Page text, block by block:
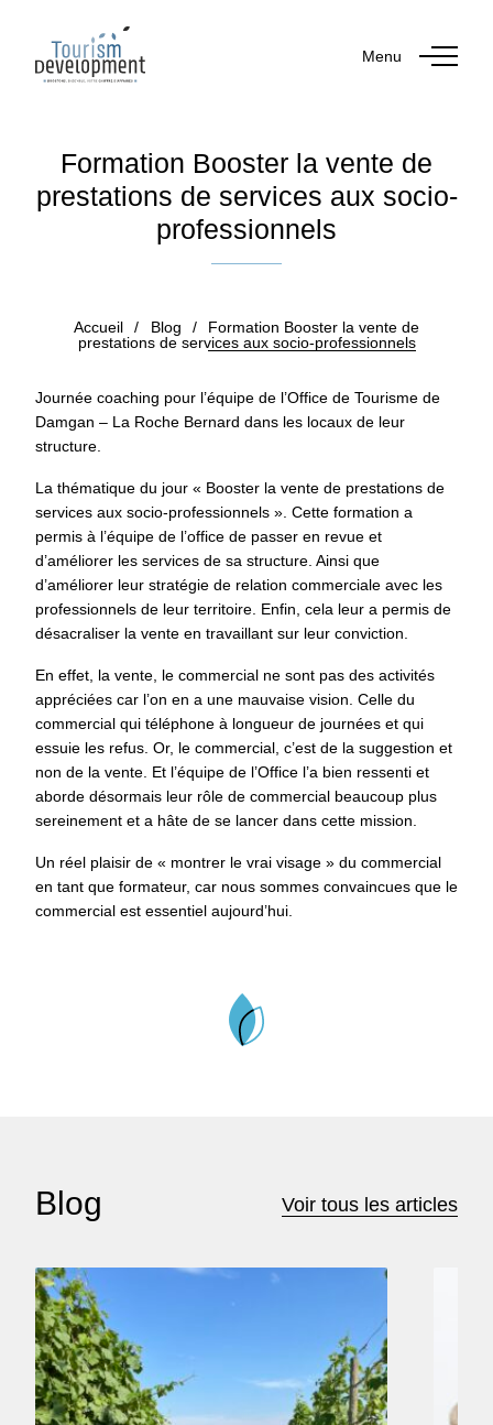
Menu
Formation Booster la vente de
prestations de services aux socio-
professionnels
Accueil / Blog /
Formation Booster la vente de
prestations de services aux socio-professionnels
Journée coaching pour l’équipe de l’Office de Tourisme de
Damgan – La Roche Bernard dans les locaux de leur
structure.
La thématique du jour « Booster la vente de prestations de
services aux socio-professionnels ». Cette formation a
permis à l’équipe de l’office de passer en revue et
d’améliorer les services de sa structure. Ainsi que
d’améliorer leur stratégie de relation commerciale avec les
professionnels de leur territoire. Enfin, cela leur a permis de
désacraliser la vente en travaillant sur leur conviction.
En effet, la vente, le commercial ne sont pas des activités
appréciées car l’on en a une mauvaise vision. Celle du
commercial qui téléphone à longueur de journées et qui
essuie les refus. Or, le commercial, c’est de la suggestion et
non de la vente. Et l’équipe de l’Office l’a bien ressenti et
aborde désormais leur rôle de commercial beaucoup plus
sereinement et a hâte de se lancer dans cette mission.
Un réel plaisir de « montrer le vrai visage » du commercial
en tant que formateur, car nous sommes convaincues que le
commercial est essentiel aujourd’hui.
Blog Voir tous les articles